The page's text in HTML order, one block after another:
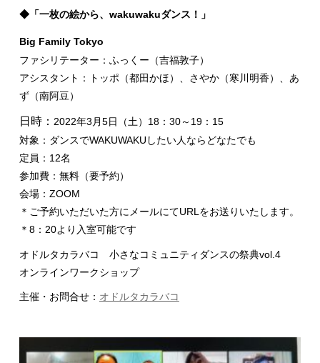
◆「一枚の絵から、wakuwakuダンス！」
Big Family Tokyo
ファシリテーター：ふっくー（吉福敦子）
アシスタント：トッポ（都田かほ）、さやか（寒川明香）、あ
ず（南阿豆）
日時： 2022年3月5日（土）18：30～19：15
対象：ダンスでWAKUWAKUしたい人ならどなたでも
定員：12名
参加費：無料（要予約）
会場：ZOOM
＊ご予約いただいた方にメールにてURLをお送りいたします。
＊8：20より入室可能です
オドルタカラバコ 小さなコミュニティダンスの祭典vol.4
オンラインワークショップ
主催・お問合せ： オドルタカラバコ